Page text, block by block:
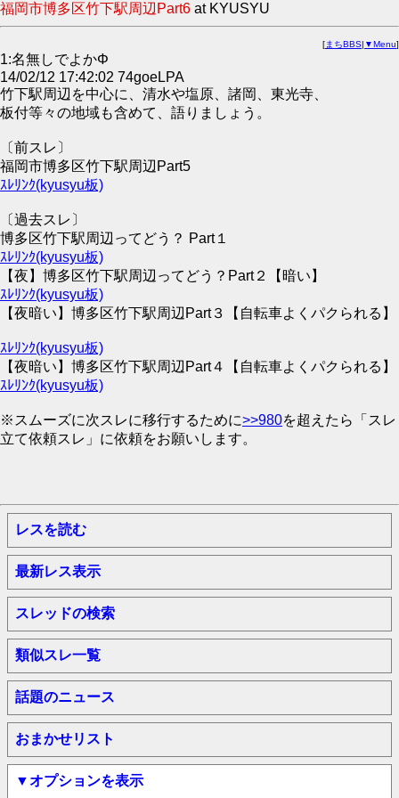
福岡市博多区竹下駅周辺Part6 at KYUSYU
[まちBBS| ▼Menu]
1:名無しでよかΦ
14/02/12 17:42:02 74goeLPA
竹下駅周辺を中心に、清水や塩原、諸岡、東光寺、
板付等々の地域も含めて、語りましょう。
〔前スレ〕
福岡市博多区竹下駅周辺Part5
ｽﾚﾘﾝｸ(kyusyu板)
〔過去スレ〕
博多区竹下駅周辺ってどう？ Part１
ｽﾚﾘﾝｸ(kyusyu板)
【夜】博多区竹下駅周辺ってどう？Part２【暗い】
ｽﾚﾘﾝｸ(kyusyu板)
【夜暗い】博多区竹下駅周辺Part３【自転車よくパクられる】
ｽﾚﾘﾝｸ(kyusyu板)
【夜暗い】博多区竹下駅周辺Part４【自転車よくパクられる】
ｽﾚﾘﾝｸ(kyusyu板)
※スムーズに次スレに移行するために>>980を超えたら「スレ
立て依頼スレ」に依頼をお願いします。
レスを読む
最新レス表示
スレッドの検索
類似スレ一覧
話題のニュース
おまかせリスト
▼オプションを表示